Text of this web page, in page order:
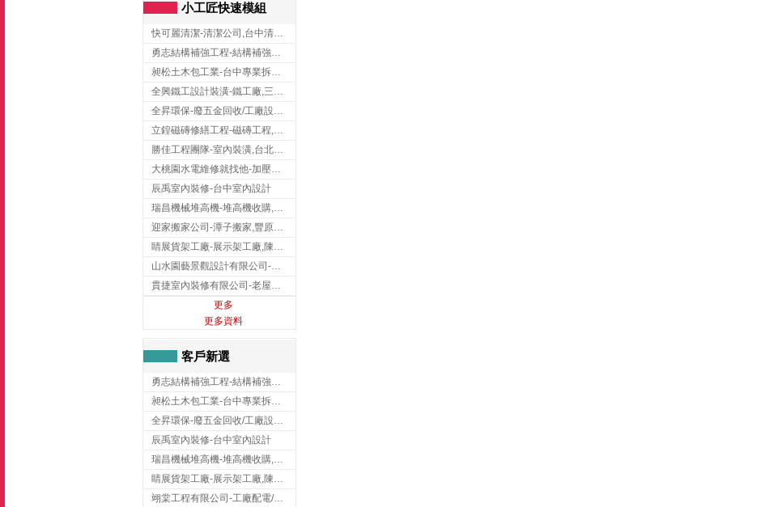
小工匠快速模組
快可麗清潔-清潔公司,台中清潔公司,台中居家清潔
勇志結構補強工程-結構補強工程 ,桃園結構補強工程,龍潭結構補強工程
昶松土木包工業-台中專業拆除工程/挖土機出租
全興鐵工設計裝潢-鐵工廠,三峽鐵工廠,台北鐵工廠
全昇環保-廢五金回收/工廠設備收購/機械設備回收/高價收購廠房設備
立鍠磁磚修繕工程-磁磚工程,磁磚修補,新竹磁磚工程
勝佳工程團隊-室內裝潢,台北房屋裝修,三重室內裝修
大桃園水電維修就找他-加壓馬達,抽水馬達,桃園水電行,中壢水電
辰禹室內裝修-台中室內設計
瑞昌機械堆高機-堆高機收購,新北市堆高機,桃園堆高機
迎家搬家公司-潭子搬家,豐原搬家,大雅搬家,大甲搬家,台中推薦搬家,台中搬家
睛展貨架工廠-展示架工廠,陳列架,台中展示架工廠
山水園藝景觀設計有限公司-景觀工程,景觀設計,新竹園藝工程,新竹景觀設計
貫捷室內裝修有限公司-老屋翻新工程,台中老屋翻新工程,台中舊屋翻新
更多
更多資料
客戶新選
勇志結構補強工程-結構補強工程 ,桃園結構補強工程,龍潭結構補強工程
昶松土木包工業-台中專業拆除工程/挖土機出租
全昇環保-廢五金回收/工廠設備收購/機械設備回收/高價收購廠房設備
辰禹室內裝修-台中室內設計
瑞昌機械堆高機-堆高機收購,新北市堆高機,桃園堆高機
睛展貨架工廠-展示架工廠,陳列架,台中展示架工廠
翊棠工程有限公司-工廠配電/高雄消防機電公司